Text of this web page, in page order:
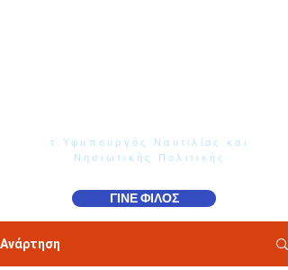
τ.Υφυπουργός Ναυτιλίας και
Νησιωτικής Πολιτικής
ΓΙΝΕ ΦΙΛΟΣ
Ανάρτηση